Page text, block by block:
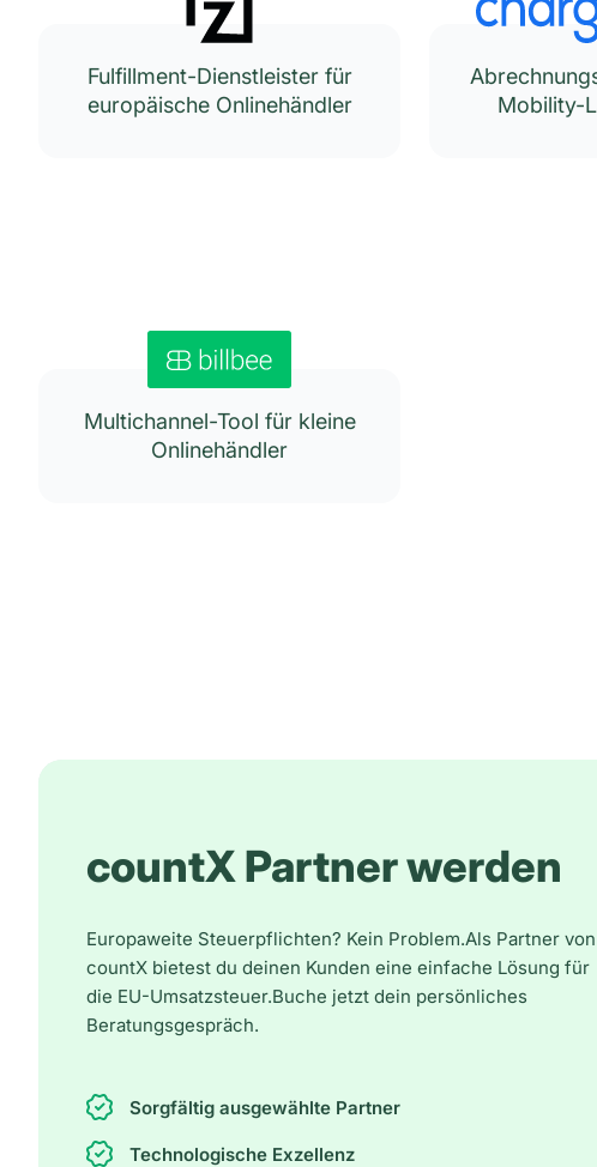
Fulfillment-Dienstleister für
europäische Onlinehändler
Mobility-
Multichannel-Tool für kleine
Onlinehändler
countX Partner werden
Europaweite Steuerpflichten? Kein Problem.Als Partner von
countX bietest du deinen Kunden eine einfache Lösung für
die EU-Umsatzsteuer.Buche jetzt dein persönliches
Beratungsgespräch.
Sorgfältig ausgewählte Partner
Technologische Exzellenz